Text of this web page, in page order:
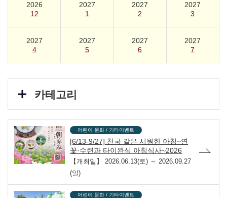
2026
12
2027
1
2027
2
2027
3
2027
4
2027
5
2027
6
2027
7
카테고리
어린이 문화 / 기타이벤트
[6/13-9/27] 천국 같은 시원한 아침~연
꽃·수련과 타이완식 아침식사~2026
【개최일】
2026.06.13(토) ～ 2026.09.27
(일)
어린이 문화 / 기타이벤트